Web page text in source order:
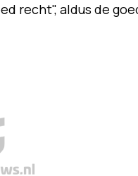
recht", aldus de